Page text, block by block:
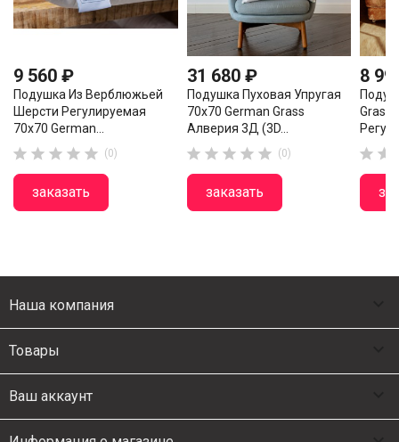
9 560 ₽
Подушка Из Верблюжьей
Шерсти Регулируемая
70х70 German...
     (0)
заказать
31 680 ₽
Подушка Пуховая Упругая
70х70 German Grass
Алверия 3Д (3D...
     (0)
заказать
8
Grass
 
Наша компания
Товары
Ваш аккаунт